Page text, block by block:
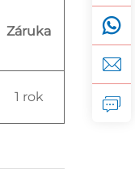
Záruka
1 rok